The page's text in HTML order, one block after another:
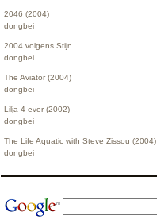
2046 (2004)
dongbei
2004 volgens Stijn
dongbei
The Aviator (2004)
dongbei
Lilja 4-ever (2002)
dongbei
The Life Aquatic with Steve Zissou (2004)
dongbei